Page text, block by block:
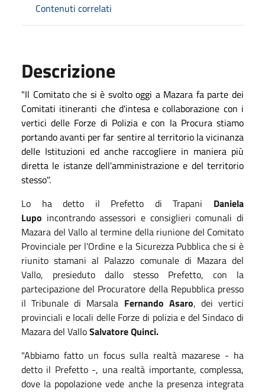
Contenuti correlati
Descrizione
"Il Comitato che si è svolto oggi a Mazara fa parte dei
Comitati itineranti che d'intesa e collaborazione con i
vertici delle Forze di Polizia e con la Procura stiamo
portando avanti per far sentire al territorio la vicinanza
delle Istituzioni ed anche raccogliere in maniera più
diretta le istanze dell'amministrazione e del territorio
stesso".
Lo ha detto il Prefetto di Trapani Daniela
Lupo incontrando assessori e consiglieri comunali di
Mazara del Vallo al termine della riunione del Comitato
Provinciale per l'Ordine e la Sicurezza Pubblica che si è
riunito stamani al Palazzo comunale di Mazara del
Vallo, presieduto dallo stesso Prefetto, con la
partecipazione del Procuratore della Repubblica presso
il Tribunale di Marsala Fernando Asaro, dei vertici
provinciali e locali delle Forze di polizia e del Sindaco di
Mazara del ValloSalvatore Quinci.
"Abbiamo fatto un focus sulla realtà mazarese - ha
detto il Prefetto -, una realtà importante, complessa,
dove la popolazione vede anche la presenza integrata